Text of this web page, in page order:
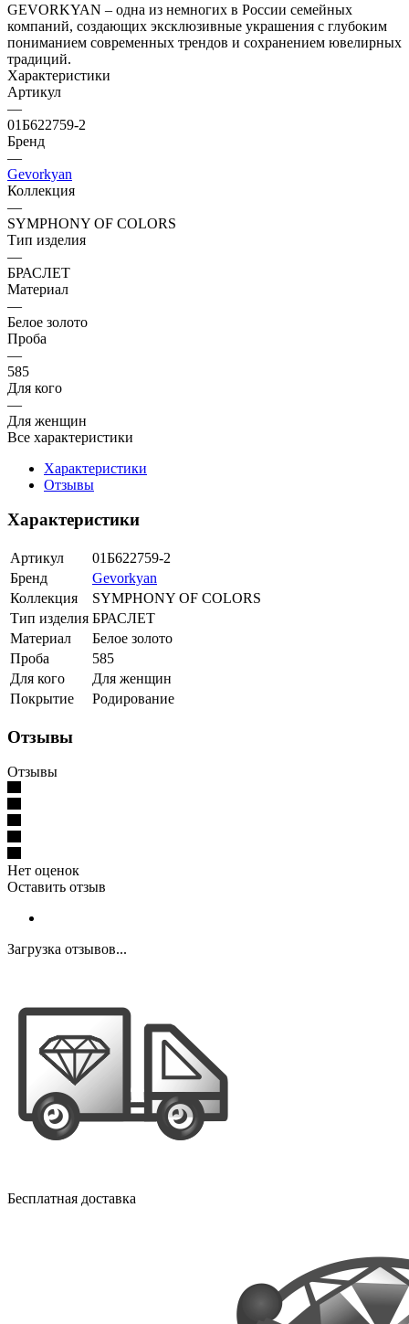
GEVORKYAN – одна из немногих в России семейных
компаний, создающих эксклюзивные украшения с глубоким
пониманием современных трендов и сохранением ювелирных
традиций.
Характеристики
Артикул
—
01Б622759-2
Бренд
—
Gevorkyan
Коллекция
—
SYMPHONY OF COLORS
Тип изделия
—
БРАСЛЕТ
Материал
—
Белое золото
Проба
—
585
Для кого
—
Для женщин
Все характеристики
Характеристики
Отзывы
Характеристики
Артикул
01Б622759-2
Бренд
Gevorkyan
Коллекция
SYMPHONY OF COLORS
Тип изделия БРАСЛЕТ
Материал
Белое золото
Проба
585
Для кого
Для женщин
Покрытие
Родирование
Отзывы
Отзывы
Нет оценок
Оставить отзыв
Загрузка отзывов...
Бесплатная доставка